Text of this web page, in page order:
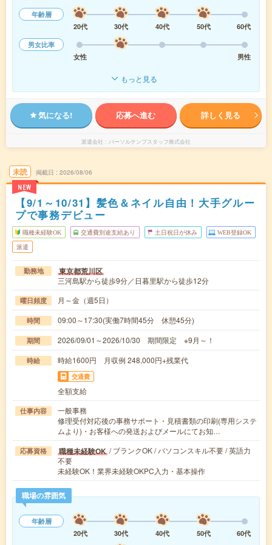
年齢層
20代
30代 40代 50代
60代
男女比率
女性
男性
もっと見る
気になる! 応募へ進む 詳しく見る
派遣会社 パーソルテンプスタッフ株式会社
未読
NEW
掲載日 2026/08/06
【9/1～10/31】髪色＆ネイル自由！大手グルー
プで事務デビュー
職種未経験OK 交通費別途支給あり 土日祝日が休み WEB登録OK
派遣
勤務地 東京都荒川区
三河島駅から徒歩9分／日暮里駅から徒歩12分
曜日頻度 月～金（週5日）
時間 09:00～17:30(実働7時間45分 休憩45分)
期間 2026/09/01～2026/10/30 期間限定 ※9月～！
時給 時給1600円 月収例 248,000円+残業代
交通費
全額支給
仕事内容
一般事務
修理受付対応後の事務サポート・見積書類の印刷(専用システ
ムより)・お客様への発送およびメールにてお知…
応募資格 職種未経験OK / ブランクOK / パソコンスキル不要 / 英語力
不要
未経験OK！業界未経験OKPC入力・基本操作
職場の雰囲気
年齢層
20代
30代 40代 50代
60代